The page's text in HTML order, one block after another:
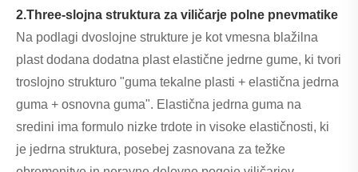
2.Three-slojna struktura za viličarje polne pnevmatike
Na podlagi dvoslojne strukture je kot vmesna blažilna
plast dodana dodatna plast elastične jedrne gume, ki tvori
troslojno strukturo "guma tekalne plasti + elastična jedrna
guma + osnovna guma". Elastična jedrna guma na
sredini ima formulo nizke trdote in visoke elastičnosti, ki
je jedrna struktura, posebej zasnovana za težke